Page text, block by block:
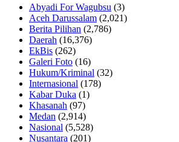
Abyadi For Wagubsu (3)
Aceh Darussalam (2,021)
Berita Pilihan (2,786)
Daerah (16,376)
EkBis (262)
Galeri Foto (16)
Hukum/Kriminal (32)
Internasional (178)
Kabar Duka (1)
Khasanah (97)
Medan (2,914)
Nasional (5,528)
Nusantara (201)